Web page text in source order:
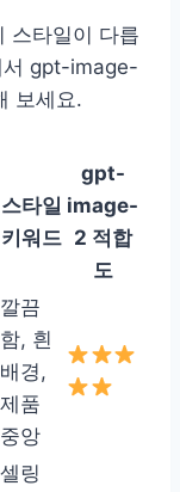
스타일이 다릅
서 gpt-image-
보세요.
스타일
키워드
gpt-
image-
2 적합
도
깔끔
함, 흰
배경,
제품
중앙
셀링